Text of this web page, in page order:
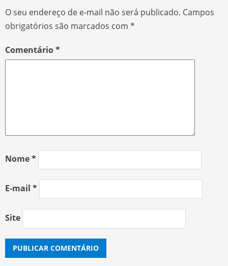
O seu endereço de e-mail não será publicado. Campos
obrigatórios são marcados com *
Comentário*
Nome*
E-mail *
Site